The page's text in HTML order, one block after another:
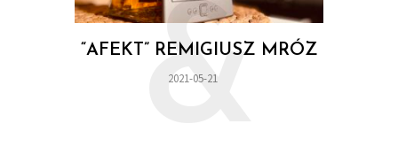
“AFEKT” REMIGIUSZ MRÓZ
2021-05-21
&